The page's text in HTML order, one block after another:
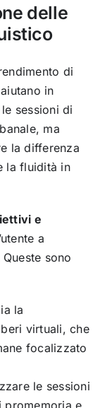
delle
di
in
sessioni di
ma
la differenza
la fluidità in
e
a
sono
la
virtuali, che
focalizzato
le sessioni